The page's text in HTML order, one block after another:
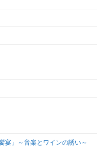
宴」～音楽とワインの誘い～